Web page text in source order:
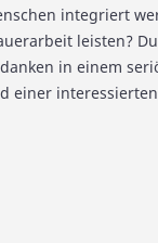
integriert
leisten?
in einem
einer